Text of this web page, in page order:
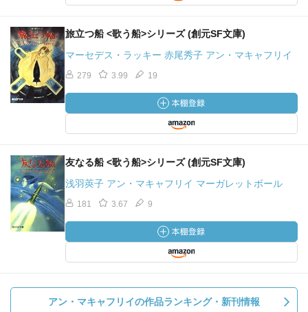
旅立つ船 <歌う船>シリーズ (創元SF文庫)
マーセデス・ラッキー 赤尾秀子 アン・マキャフリイ
279 3.99 19
友なる船 <歌う船>シリーズ (創元SF文庫)
浅羽莢子 アン・マキャフリイ マーガレットボール
181 3.67 9
アン・マキャフリイの作品ランキング・新刊情報